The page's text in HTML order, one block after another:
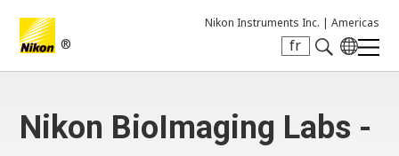
®
Nikon Instruments Inc. | Americas
fr
Nikon BioImaging Labs -